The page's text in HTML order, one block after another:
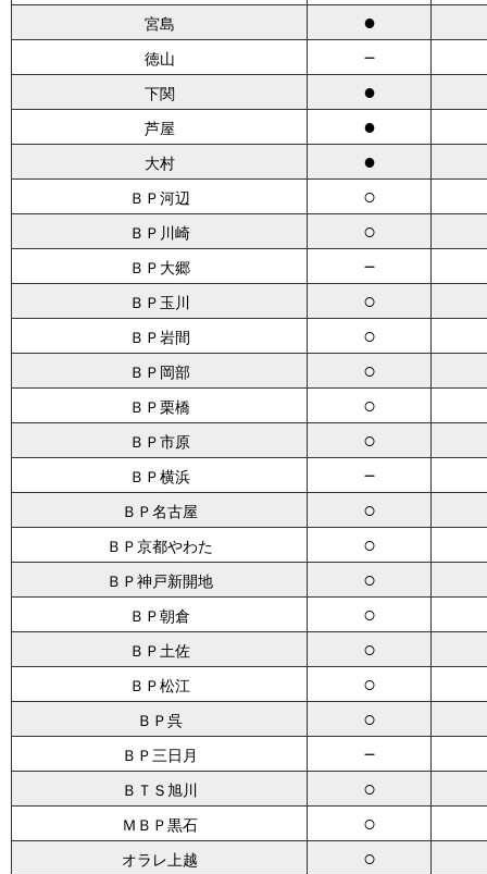
宮島 ●
徳山 －
下関 ●
芦屋 ●
大村 ●
ＢＰ河辺 ○
ＢＰ川崎 ○
ＢＰ大郷 －
ＢＰ玉川 ○
ＢＰ岩間 ○
ＢＰ岡部 ○
ＢＰ栗橋 ○
ＢＰ市原 ○
ＢＰ横浜 －
ＢＰ名古屋 ○
ＢＰ京都やわた ○
ＢＰ神戸新開地 ○
ＢＰ朝倉 ○
ＢＰ土佐 ○
ＢＰ松江 ○
ＢＰ呉 ○
ＢＰ三日月 －
ＢＴＳ旭川 ○
ＭＢＰ黒石 ○
オラレ上越 ○